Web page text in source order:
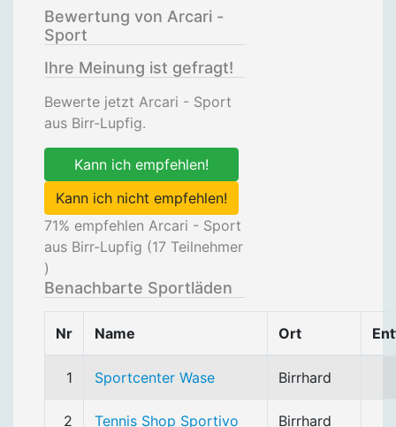
Bewertung von Arcari -
Sport
Ihre Meinung ist gefragt!
Bewerte jetzt Arcari - Sport
aus Birr-Lupfig.
Kann ich empfehlen!
Kann ich nicht empfehlen!
71% empfehlen Arcari - Sport
aus Birr-Lupfig (17 Teilnehmer
)
Benachbarte Sportläden
Nr Name Ort
1 Sportcenter Wase Birrhard
2 Tennis Shop Sportivo Birrhard